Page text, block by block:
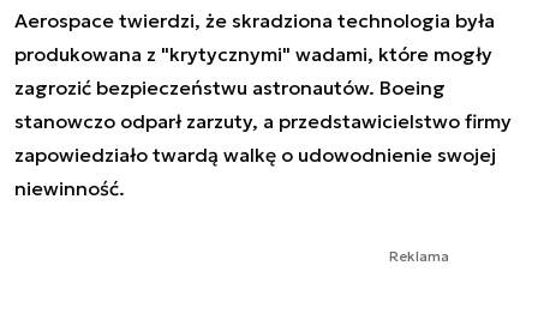
Aerospace twierdzi, że skradziona technologia była
produkowana z "krytycznymi" wadami, które mogły
zagrozić bezpieczeństwu astronautów. Boeing
stanowczo odparł zarzuty, a przedstawicielstwo firmy
zapowiedziało twardą walkę o udowodnienie swojej
niewinność.
Reklama